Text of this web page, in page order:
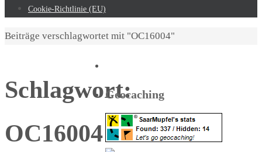
Cookie-Richtlinie (EU)
Start
Beiträge verschlagwortet mit "OC16004"
Schlagwort:
OC16004
Geocaching